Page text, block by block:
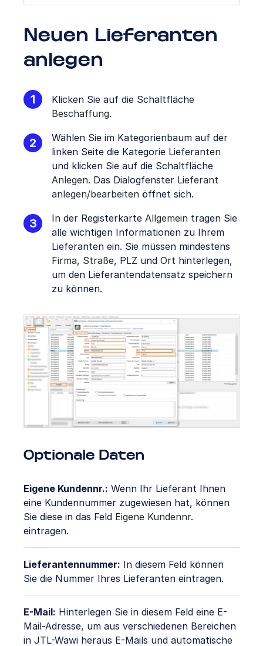
Neuen Lieferanten
anlegen
Klicken Sie auf die Schaltfläche
Beschaffung.
Wählen Sie im Kategorienbaum auf der
linken Seite die Kategorie Lieferanten
und klicken Sie auf die Schaltfläche
Anlegen. Das Dialogfenster Lieferant
anlegen/bearbeiten öffnet sich.
In der Registerkarte Allgemein tragen Sie
alle wichtigen Informationen zu Ihrem
Lieferanten ein. Sie müssen mindestens
Firma, Straße, PLZ und Ort hinterlegen,
um den Lieferantendatensatz speichern
zu können.
Optionale Daten
Eigene Kundennr.: Wenn Ihr Lieferant Ihnen
eine Kundennummer zugewiesen hat, können
Sie diese in das Feld Eigene Kundennr.
eintragen.
Lieferantennummer: In diesem Feld können
Sie die Nummer Ihres Lieferanten eintragen.
E-Mail: Hinterlegen Sie in diesem Feld eine E-
Mail-Adresse, um aus verschiedenen Bereichen
in JTL-Wawi heraus E-Mails und automatische